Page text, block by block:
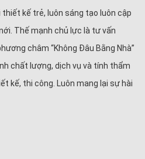
kế trẻ, luôn sáng tạo luôn cập
Thế mạnh chủ lực là tư vấn
châm “Không Đâu Bằng Nhà”
chất lượng, dịch vụ và tính thẩm
kế, thi công. Luôn mang lại sự hài